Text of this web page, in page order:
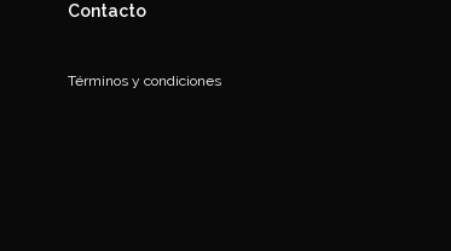
Contacto
Términos y condiciones